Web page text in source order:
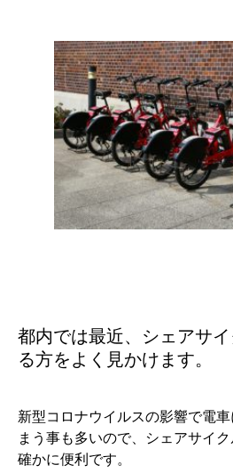
都内では最近、シェアサ
る方をよく見かけます。
新型コロナウイルスの影響で電
まう事も多いので、シェアサイ
確かに便利です。